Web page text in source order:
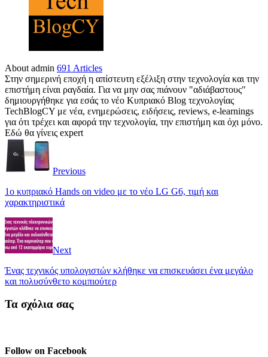
About admin 691 Articles
Στην σημερινή εποχή η απίστευτη εξέλιξη στην τεχνολογία και την
επιστήμη είναι ραγδαία. Για να μην σας πιάνουν "αδιάβαστους"
δημιουργήθηκε για εσάς το νέο Κυπριακό Blog τεχνολογίας
TechBlogCY με νέα, ενημερώσεις, ειδήσεις, reviews, e-learnings
για ότι τρέχει και αφορά την τεχνολογία, την επιστήμη και όχι μόνο.
Εδώ θα γίνεις expert
Previous
1o κυπριακό Hands on video με το νέο LG G6, τιμή και
χαρακτηριστικά
Next
Ένας τεχνικός υπολογιστών κλήθηκε να επισκευάσει ένα μεγάλο
και πολυσύνθετο κομπιούτερ
Τα σχόλια σας
Follow on Facebook